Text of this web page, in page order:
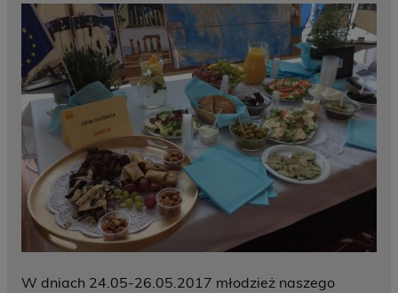
W dniach 24.05-26.05.2017 młodzież naszego